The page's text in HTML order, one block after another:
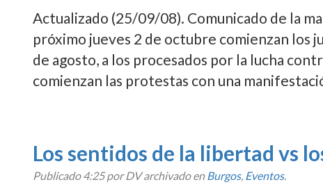
Actualizado (25/09/08). Comunicado de la
próximo jueves 2 de octubre comienzan los
de agosto, a los procesados por la lucha
comienzan las protestas con una
Los sentidos de la libertad vs
Publicado4:25por DV archivado enBurgos, Eventos.